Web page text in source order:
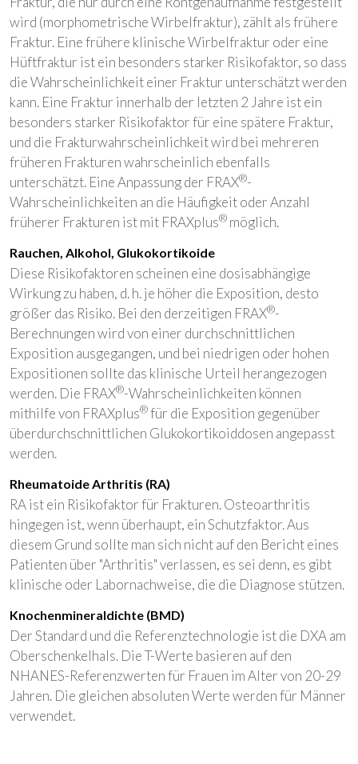
wird (morphometrische Wirbelfraktur), zählt als frühere
Fraktur. Eine frühere klinische Wirbelfraktur oder eine
Hüftfraktur ist ein besonders starker Risikofaktor, so dass
die Wahrscheinlichkeit einer Fraktur unterschätzt werden
kann. Eine Fraktur innerhalb der letzten 2 Jahre ist ein
besonders starker Risikofaktor für eine spätere Fraktur,
und die Frakturwahrscheinlichkeit wird bei mehreren
früheren Frakturen wahrscheinlich ebenfalls
unterschätzt. Eine Anpassung der FRAX®-
Wahrscheinlichkeiten an die Häufigkeit oder Anzahl
früherer Frakturen ist mit FRAXplus® möglich.
Rauchen, Alkohol, Glukokortikoide
Diese Risikofaktoren scheinen eine dosisabhängige
Wirkung zu haben, d. h. je höher die Exposition, desto
größer das Risiko. Bei den derzeitigen FRAX®-
Berechnungen wird von einer durchschnittlichen
Exposition ausgegangen, und bei niedrigen oder hohen
Expositionen sollte das klinische Urteil herangezogen
werden. Die FRAX®-Wahrscheinlichkeiten können
mithilfe von FRAXplus®für die Exposition gegenüber
überdurchschnittlichen Glukokortikoiddosen angepasst
werden.
Rheumatoide Arthritis (RA)
RA ist ein Risikofaktor für Frakturen. Osteoarthritis
hingegen ist, wenn überhaupt, ein Schutzfaktor. Aus
diesem Grund sollte man sich nicht auf den Bericht eines
Patienten über "Arthritis" verlassen, es sei denn, es gibt
klinische oder Labornachweise, die die Diagnose stützen.
Knochenmineraldichte (BMD)
Der Standard und die Referenztechnologie ist die DXA am
Oberschenkelhals. Die T-Werte basieren auf den
NHANES-Referenzwerten für Frauen im Alter von 20-29
Jahren. Die gleichen absoluten Werte werden für Männer
verwendet.